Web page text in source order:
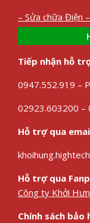
– Sửa chữa Điện
Tiếp nhận hỗ
0947.552.919 –
02923.603200 –
Hỗ trợ qua
Hỗ trợ qua
Công ty Khởi
Chính sách bảo